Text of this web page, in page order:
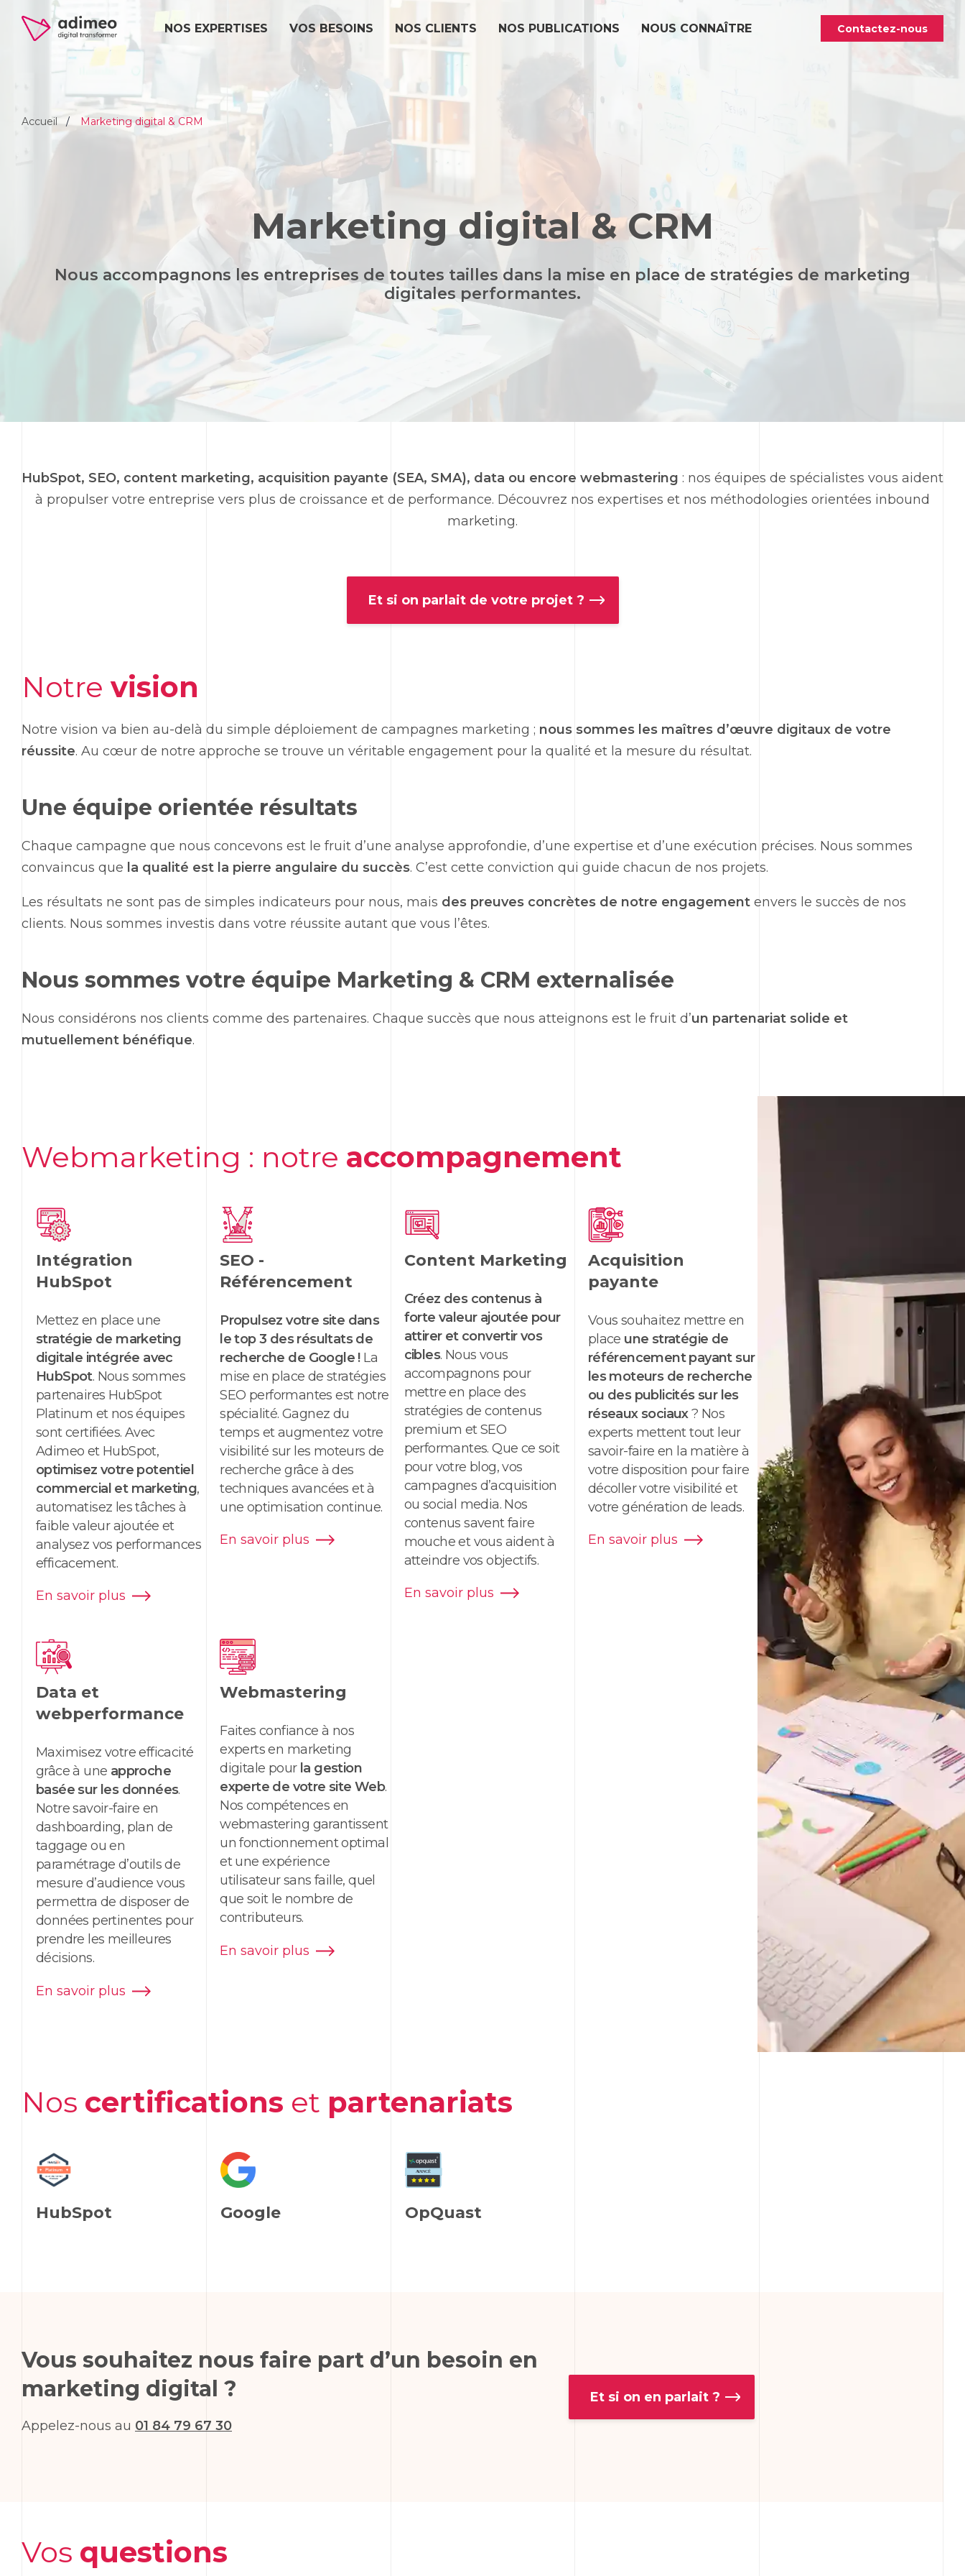
NOS EXPERTISES VOS BESOINS NOS CLIENTS NOS PUBLICATIONS NOUS CONNAÎTRE Contactez-nous
Accueil Marketing digital & CRM
Marketing digital & CRM
Nous accompagnons les entreprises de toutes tailles dans la mise en place de stratégies de marketing
digitales performantes.
HubSpot, SEO, content marketing, acquisition payante (SEA, SMA), data ou encore webmastering : nos équipes de spécialistes vous aident
à propulser votre entreprise vers plus de croissance et de performance. Découvrez nos expertises et nos méthodologies orientées inbound
marketing.
Et si on parlait de votre projet ?
Notrevision
Notre vision va bien au-delà du simple déploiement de campagnes marketing ; nous sommes les maîtres d’œuvre digitaux de votre
réussite. Au cœur de notre approche se trouve un véritable engagement pour la qualité et la mesure du résultat.
Une équipe orientée résultats
Chaque campagne que nous concevons est le fruit d’une analyse approfondie, d’une expertise et d’une exécution précises. Nous sommes
convaincus que la qualité est la pierre angulaire du succès. C’est cette conviction qui guide chacun de nos projets.
Les résultats ne sont pas de simples indicateurs pour nous, mais des preuves concrètes de notre engagement envers le succès de nos
clients. Nous sommes investis dans votre réussite autant que vous l’êtes.
Nous sommes votre équipe Marketing & CRM externalisée
Nous considérons nos clients comme des partenaires. Chaque succès que nous atteignons est le fruit d’un partenariat solide et
mutuellement bénéfique.
Webmarketing : notre accompagnement
Intégration
HubSpot
Mettez en place une
stratégie de marketing
digitale intégrée avec
HubSpot. Nous sommes
partenaires HubSpot
Platinum et nos équipes
sont certifiées. Avec
Adimeo et HubSpot,
optimisez votre potentiel
commercial et marketing,
automatisez les tâches à
faible valeur ajoutée et
analysez vos performances
efficacement.
En savoir plus
SEO -
Référencement
Propulsez votre site dans
le top 3 des résultats de
recherche de Google!La
mise en place de stratégies
SEO performantes est notre
spécialité. Gagnez du
temps et augmentez votre
visibilité sur les moteurs de
recherche grâce à des
techniques avancées et à
une optimisation continue.
En savoir plus
Content Marketing
Créez des contenus à
forte valeur ajoutée pour
attirer et convertir vos
cibles. Nous vous
accompagnons pour
mettre en place des
stratégies de contenus
premium etSEO
performantes. Que ce soit
pour votre blog, vos
campagnes d’acquisition
ou social media. Nos
contenus savent faire
mouche et vous aident à
atteindre vos objectifs.
En savoir plus
Acquisition
payante
Vous souhaitez mettre en
place une stratégie de
référencement payant sur
les moteurs de recherche
ou des publicités sur les
réseaux sociaux? Nos
experts mettent tout leur
savoir-faire en la matière à
votre disposition pour faire
décoller votre visibilité et
votre génération de leads.
En savoir plus
Data et
webperformance
Maximisez votre efficacité
grâce à une approche
basée sur les données.
Notre savoir-faire en
dashboarding, plan de
taggage ou en
paramétrage d’outils de
mesure d’audience vous
permettra de disposer de
données pertinentes pour
prendre les meilleures
décisions.
En savoir plus
Webmastering
Faites confiance à nos
experts en marketing
digitale pour la gestion
experte de votre site Web.
Nos compétences en
webmastering garantissent
un fonctionnement optimal
et une expérience
utilisateur sans faille, quel
que soit le nombre de
contributeurs.
En savoir plus
Nos certifications et partenariats
HubSpot Google OpQuast
Vous souhaitez nous faire part d’un besoin en
marketing digital ?
Appelez-nous au 01 84 79 67 30
Et si on en parlait ?
Vos questions